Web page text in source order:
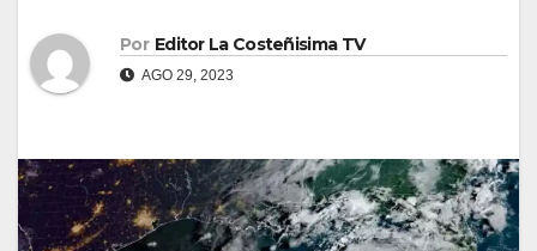
Por Editor La Costeñisima TV
AGO 29, 2023